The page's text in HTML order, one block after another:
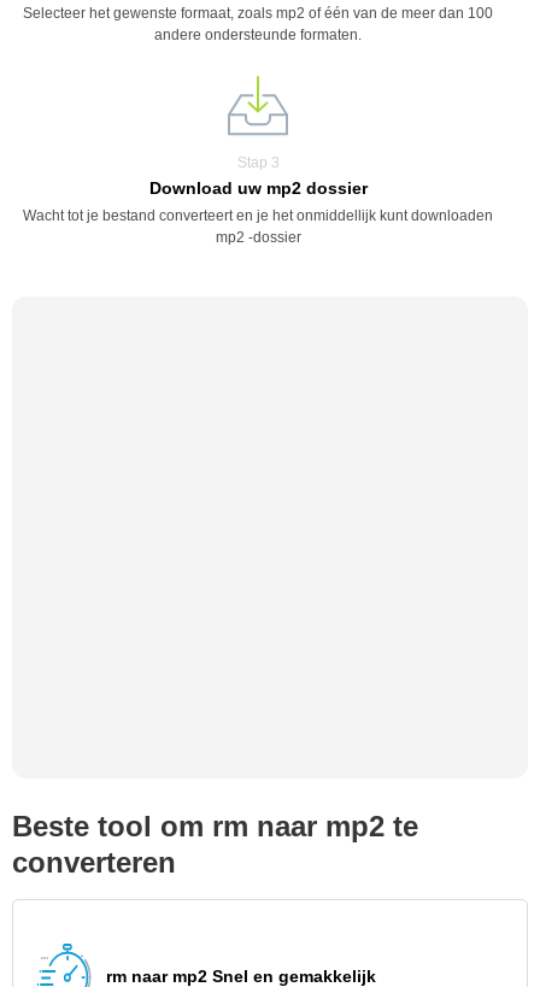
Selecteer het gewenste formaat, zoals mp2 of één van de meer dan 100
andere ondersteunde formaten.
Stap 3
Download uw mp2 dossier
Wacht tot je bestand converteert en je het onmiddellijk kunt downloaden
mp2 -dossier
Beste tool om rm naar mp2 te
converteren
rm naar mp2 Snel en gemakkelijk